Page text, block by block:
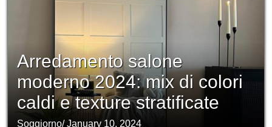
Arredamento salone
moderno 2024: mix di colori
caldi e texture stratificate
Soggiorno/January 10, 2024